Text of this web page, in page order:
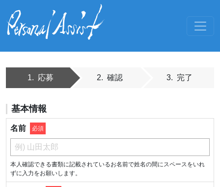
1. 応募 2.確認 3. 完了
基本情報
名前 必須
本人確認できる書類に記載されているお名前で姓名の間にスペースをいれ
ずに入力をお願いします。